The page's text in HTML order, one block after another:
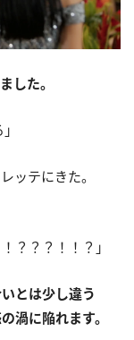
した。
ッテにきた。
？？？！！？」
とは少し違う
渦に陥れます。